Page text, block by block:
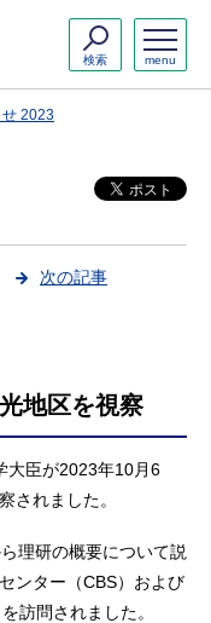
menu
検索
せ 2023
次の記事
地区を視察
大臣が2023年10月6
されました。
理研の概要について説
ンター（CBS）および
訪問されました。